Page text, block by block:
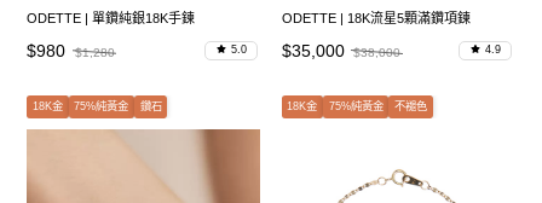
ODETTE | 單鑽純銀18K手鍊
$980 $1,280 5.0
ODETTE | 18K流星5顆滿鑽項鍊
$35,000 $38,000 4.9
18K金 75%純黃金 鑽石 18K金 75%純黃金 不褪色